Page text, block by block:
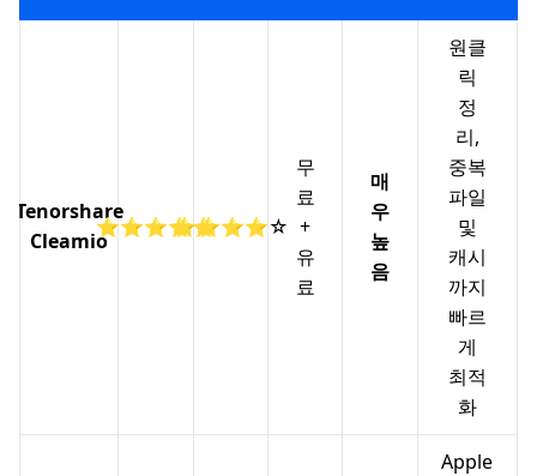
Tenorshare
Cleamio
⭐⭐⭐⭐⭐⭐⭐⭐⭐☆
무
료
+
유
료
매
우
높
음
원클
릭
정
리,
중복
파일
및
캐시
까지
빠르
게
최적
화
Apple